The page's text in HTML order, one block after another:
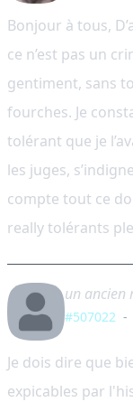
Bonjour à tous,
ce n’est pas un
gentiment, sans
fourches. Je
tolérant que je
les juges,
compte tout ce
really tolérants
un ancien
#507022 -
Je dois dire que
expicables par